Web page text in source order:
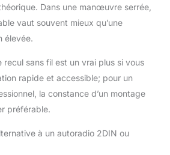
tracteurs, voitures, etc
Service Client ESSGOO
support après-vente
complet, comprenant
d'installation et une
assistance pour toute
question d'utilisation.
notre service client est
Dans une manœuvre serrée,
vaut souvent mieux qu’une
élevée.
recul sans fil est un vrai plus si vous
rapide et accessible; pour un
la constance d’un montage
préférable.
à un autoradio 2DIN ou